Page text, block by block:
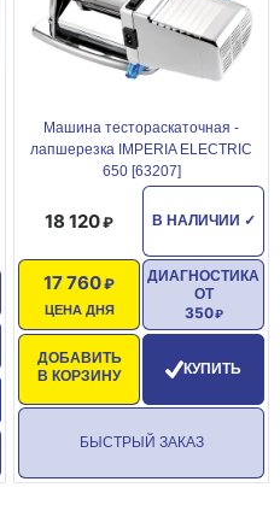
Машина тестораскаточная -
лапшерезка IMPERIA ELECTRIC
650 [63207]
В НАЛИЧИИ ✓
18 120
ЦЕНА ДНЯ
17 760
ДОБАВИТЬ
В КОРЗИНУ
ДИАГНОСТИКА
ОТ
350
КУПИТЬ
БЫСТРЫЙ ЗАКАЗ